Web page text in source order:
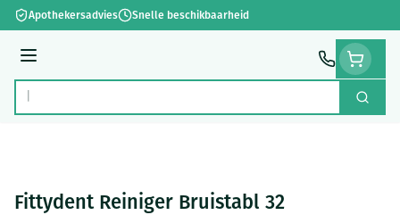
Ga naar de inhoud
Apothekersadvies Snelle beschikbaarheid
Menu
Product, merk, categorie... Zoek
Fittydent Reiniger Bruistabl 32